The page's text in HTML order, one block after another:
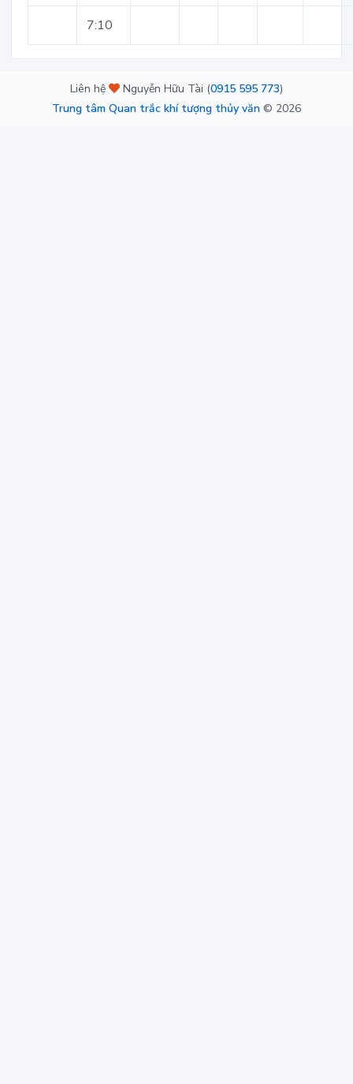
7:10
Liên hệ Nguyễn Hữu Tài (0915 595 773)
Trung tâm Quan trắc khí tượng thủy văn © 2026